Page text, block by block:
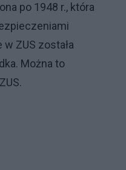
po 1948 r., która
ZUS została
Można to